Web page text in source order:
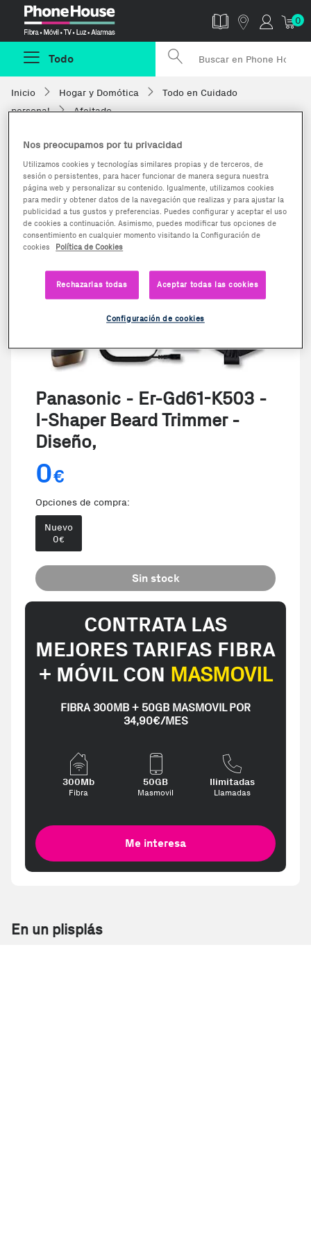
0
Todo
Inicio Hogar y Domótica
Todo en Cuidado
personal
Afeitado
Panasonic - Er-Gd61-K503 -
I-Shaper Beard Trimmer -
Diseño,
0€
Opciones de compra:
Nuevo
0€
Sin stock
CONTRATA LAS
MEJORES TARIFAS FIBRA
+ MÓVIL CON MASMOVIL
FIBRA 300MB + 50GB MASMOVIL POR
34,90€/MES
300Mb
Fibra
50GB
Masmovil
Ilimitadas
Llamadas
Me interesa
En un plisplás
Nos preocupamos por tu privacidad
Utilizamos cookies y tecnologías similares propias y de terceros, de
sesión o persistentes, para hacer funcionar de manera segura nuestra
página web y personalizar su contenido. Igualmente, utilizamos cookies
para medir y obtener datos de la navegación que realizas y para ajustar la
publicidad a tus gustos y preferencias. Puedes configurar y aceptar el uso
de cookies a continuación. Asimismo, puedes modificar tus opciones de
consentimiento en cualquier momento visitando la Configuración de
cookies
Política de Cookies
Rechazarlas todas Aceptar todas las cookies
Configuración de cookies